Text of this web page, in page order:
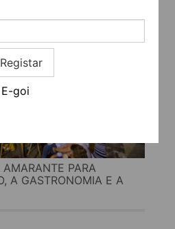
Registar
goi
PARA
A GASTRONOMIA E A